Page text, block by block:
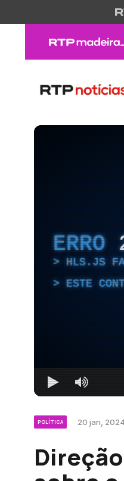
ERRO
HLS.JS
ESTE
POLÍTICA 20 jan,